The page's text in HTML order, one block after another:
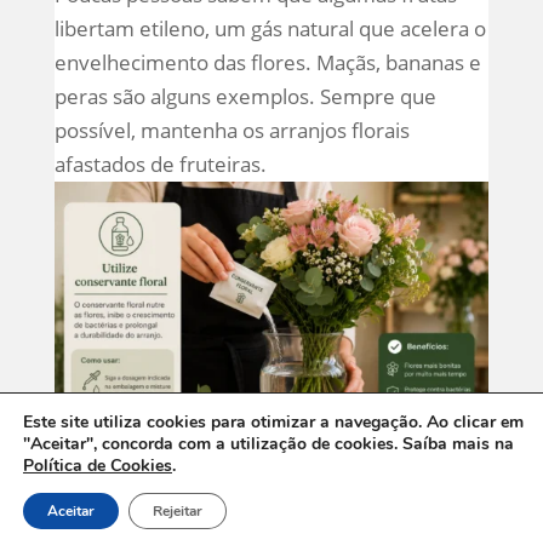
libertam etileno, um gás natural que acelera o
envelhecimento das flores. Maçãs, bananas e
peras são alguns exemplos. Sempre que
possível, mantenha os arranjos florais
afastados de fruteiras.
6. Utilize conservante floral
Os conservantes florais ajudam a nutrir as
Este site utiliza cookies para otimizar a navegação. Ao clicar em
"Aceitar", concorda com a utilização de cookies. Saíba mais na
Política de Cookies.
Aceitar Rejeitar